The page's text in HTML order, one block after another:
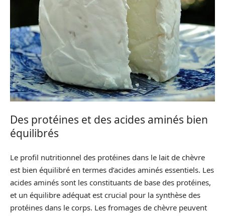
Des protéines et des acides aminés bien
équilibrés
Le profil nutritionnel des protéines dans le lait de chèvre
est bien équilibré en termes d’acides aminés essentiels. Les
acides aminés sont les constituants de base des protéines,
et un équilibre adéquat est crucial pour la synthèse des
protéines dans le corps. Les fromages de chèvre peuvent